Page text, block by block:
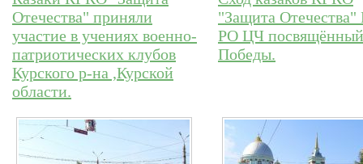
Отечества" приняли
участие в учениях военно-
патриотических клубов
Курского р-на ,Курской
области.
"Защита
РО ЦЧ
Победы.